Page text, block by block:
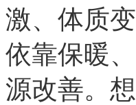
激、体质
依靠保暖
源改善。